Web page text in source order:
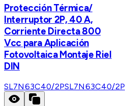
Protección Térmica/
Interruptor 2P, 40 A,
Corriente Directa 800
Vcc para Aplicación
Fotovoltaica Montaje Riel
DIN
SL7N63C40/2PSL7N63C40/2P